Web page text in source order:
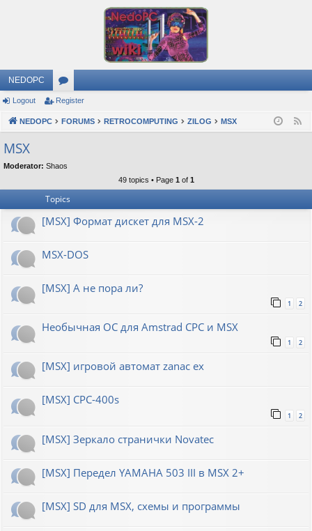
NEDOPC
or
u
s
Logout Register
NEDOPC FORUMS RETROCOMPUTING ZILOG MSX
MSX
Moderator: Shaos
49 topics • Page 1 of 1
Topics
[MSX] Формат дискет для MSX-2
MSX-DOS
[MSX] А не пора ли?
1 2
Необычная ОС для Amstrad CPC и MSX
1 2
[MSX] игровой автомат zanac ex
[MSX] CPC-400s
1 2
[MSX] Зеркало странички Novatec
[MSX] Передел YAMAHA 503 III в MSX 2+
[MSX] SD для MSX, схемы и программы